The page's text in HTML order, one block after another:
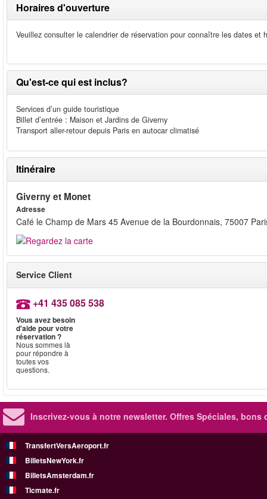
Horaires d'ouverture
Veuillez consulter le calendrier de réservation pour connaître les dates et
Qu'est-ce qui est inclus?
Services d’un guide touristique
Billet d’entrée : Maison et Jardins de Giverny
Transport aller-retour depuis Paris en autocar climatisé
Itinéraire
Giverny et Monet
Adresse
Café le Champ de Mars 45 Avenue de la Bourdonnais, 75007
Service Client
+41 435 085 538
Vous avez besoin
d'aide pour votre
réservation ?
Nous sommes là
pour répondre à
toutes vos
questions.
Inscrivez-vous à notre newsletter. Offres Spéciales, bons
TransfertVersAeroport.fr
BilletsNewYork.fr
BilletsAmsterdam.fr
Ticmate.fr